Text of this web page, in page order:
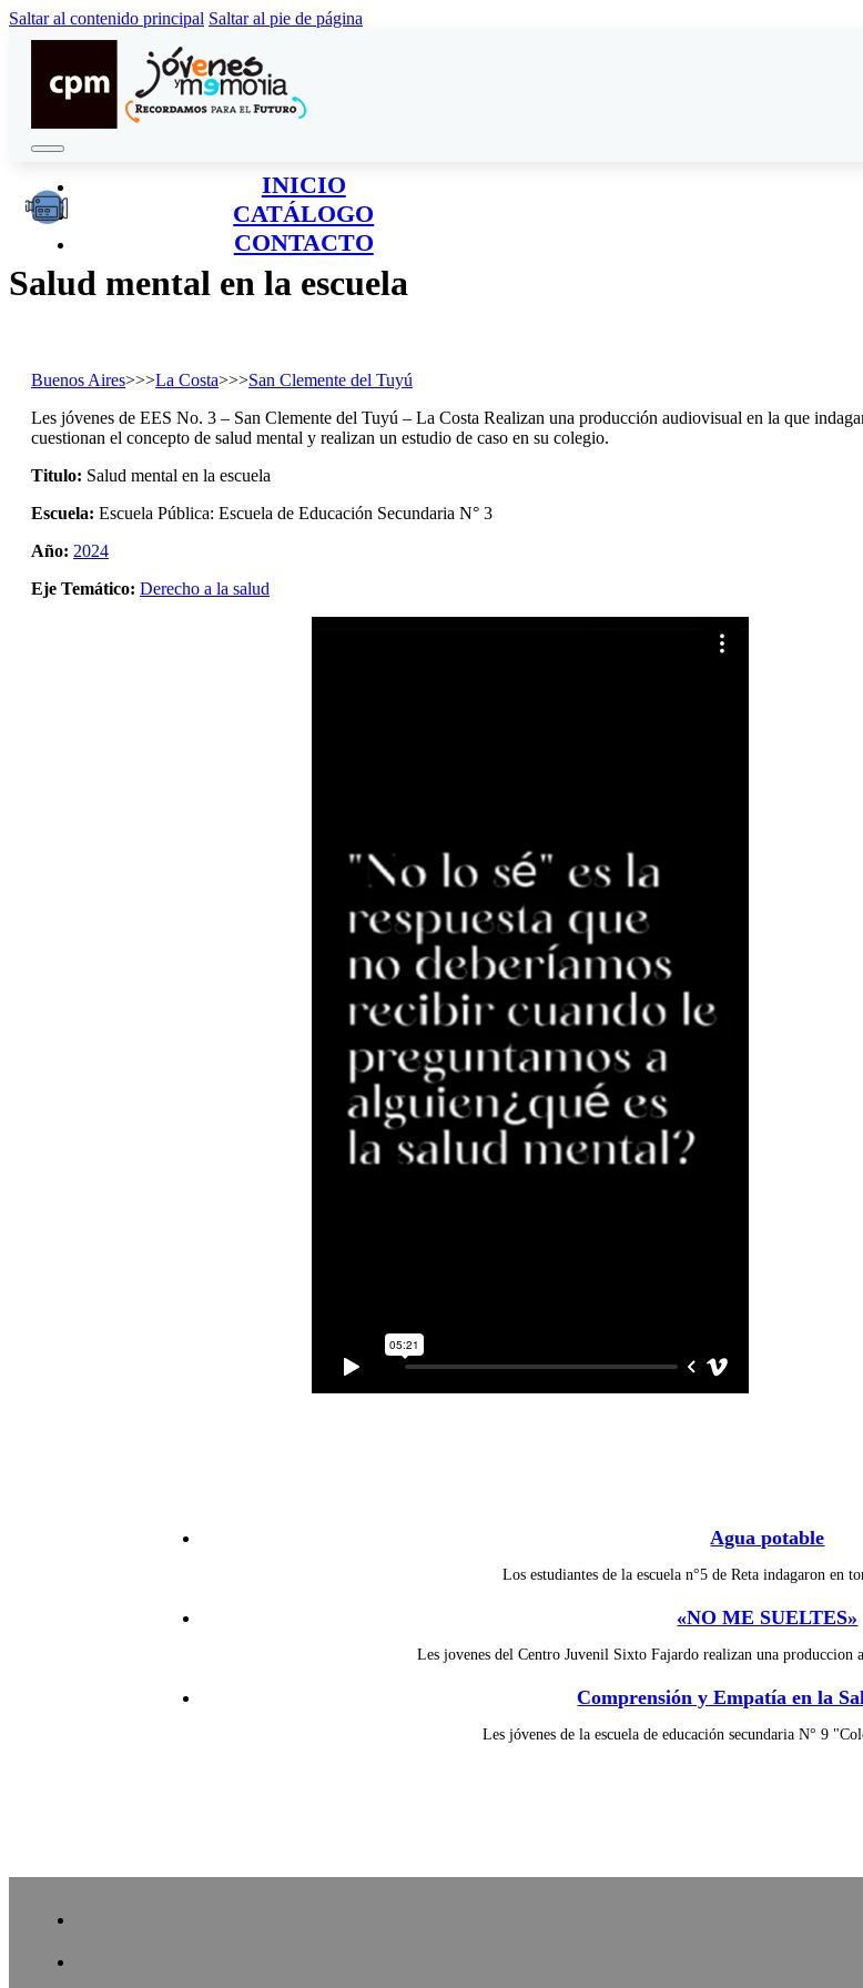
Saltar al contenido principal Saltar al pie de página
INICIO
CATÁLOGO
CONTACTO
Salud mental en la escuela
Buenos Aires>>>La Costa>>>San Clemente del Tuyú
Les jóvenes de EES No. 3 – San Clemente del Tuyú – La Costa Realizan una producción audiovisual en la que
cuestionan el concepto de salud mental y realizan un estudio de caso en su colegio.
Titulo: Salud mental en la escuela
Escuela: Escuela Pública: Escuela de Educación Secundaria N° 3
Año: 2024
Eje Temático: Derecho a la salud
Agua potable
Los estudiantes de la escuela n°5 de Reta indagaron en
«NO ME SUELTES»
Les jovenes del Centro Juvenil Sixto Fajardo realizan una produccion
Comprensión y Empatía en la
Les jóvenes de la escuela de educación secundaria N° 9